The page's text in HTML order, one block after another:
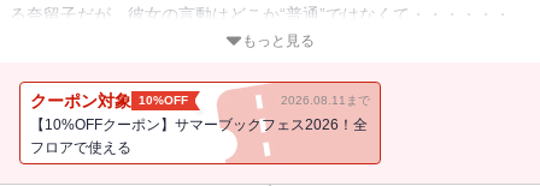
る奈留子だが、彼女の言動はどこか“普通”ではなくて・・・・・・。
サイコなおねえさん《奈留子》と孤独な少年《直人》による、おね
もっと見る
クーポン対象 10%OFF 2026.08.11まで
【10%OFFクーポン】サマーブックフェス2026！全
フロアで使える